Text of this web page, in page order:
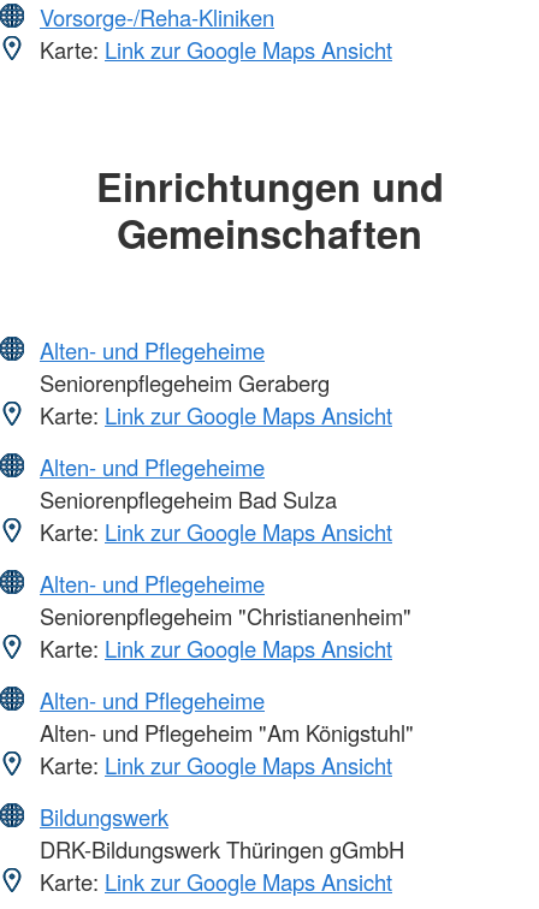
Vorsorge-/Reha-Kliniken
Karte: Link zur Google Maps Ansicht
Einrichtungen und
Gemeinschaften
Alten- und Pflegeheime
Seniorenpflegeheim Geraberg
Karte: Link zur Google Maps Ansicht
Alten- und Pflegeheime
Seniorenpflegeheim Bad Sulza
Karte: Link zur Google Maps Ansicht
Alten- und Pflegeheime
Seniorenpflegeheim "Christianenheim"
Karte: Link zur Google Maps Ansicht
Alten- und Pflegeheime
Alten- und Pflegeheim "Am Königstuhl"
Karte: Link zur Google Maps Ansicht
Bildungswerk
DRK-Bildungswerk Thüringen gGmbH
Karte: Link zur Google Maps Ansicht